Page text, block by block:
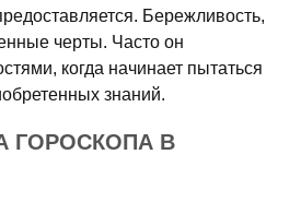
Бережливость,
черты. Часто он
когда начинает пытаться
знаний.
ГОРОСКОПА В